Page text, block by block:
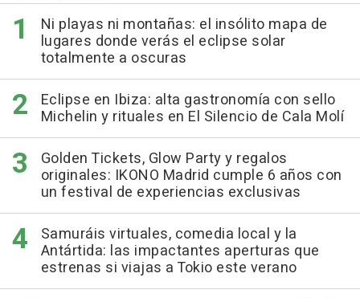
Ni playas ni montañas: el insólito mapa de
lugares donde verás el eclipse solar
totalmente a oscuras
Eclipse en Ibiza: alta gastronomía con sello
Michelin y rituales en El Silencio de Cala Molí
Golden Tickets, Glow Party y regalos
originales: IKONO Madrid cumple 6 años con
un festival de experiencias exclusivas
Samuráis virtuales, comedia local y la
Antártida: las impactantes aperturas que
estrenas si viajas a Tokio este verano